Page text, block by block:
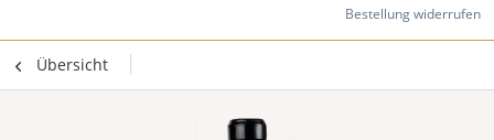
Bestellung widerrufen
Übersicht